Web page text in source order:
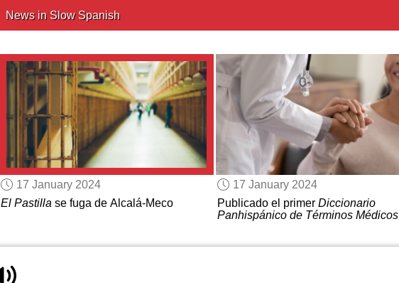
News in Slow Spanish
17 January 2024
El Pastillase fuga de Alcalá-Meco
17 January 2024
Publicado el primer Diccionario
Panhispánico de Términos Médicos